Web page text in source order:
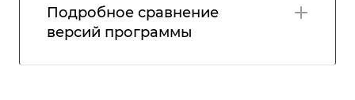
Подробное сравнение
версий программы